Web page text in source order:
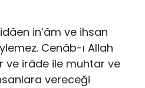
in’âm ve ihsan
Cenâb-ı Allah
ve irâde ile muhtar ve
vereceği